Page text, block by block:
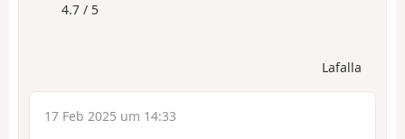
4.7 / 5
Lafalla
17 Feb 2025 um 14:33